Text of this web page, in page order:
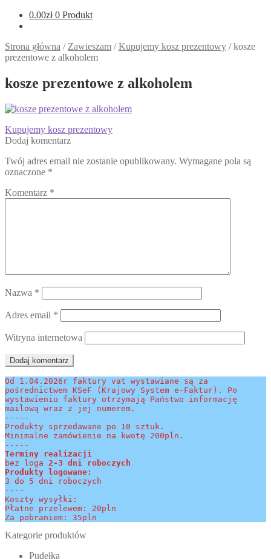
0.00zł 0 Produkt
Strona główna / Zawieszam /Kupujemy kosz prezentowy /kosze
prezentowe z alkoholem
kosze prezentowe z alkoholem
Nawigacja
wpisu
Poprzedni
wpis:
Kupujemy kosz prezentowy
Dodaj komentarz
Twój adres email nie zostanie opublikowany. Wymagane pola są
oznaczone *
Komentarz *
Nazwa *
Adres email *
Witryna internetowa
Od 1.04.2026r faktury vat wystawiane są za
pośrednictwem KSeF (Krajowy System e-Faktur). Po
wystawieniu faktury otrzymają Państwo informację
mailową wraz z jej numerem.
-----
Produkty sprzedawane po 10 sztuk.
Minimalne zamówienie na kwotę 200pln.
-----
Terminy realizacji
bez loga 2-3 dni roboczych
Produkty logowane:
3 do 5 dni roboczych
----
Koszty wysyłki:
Płatne przelewem: 20pln
Za pobraniem: 35pln
Kategorie produktów
Pudełka